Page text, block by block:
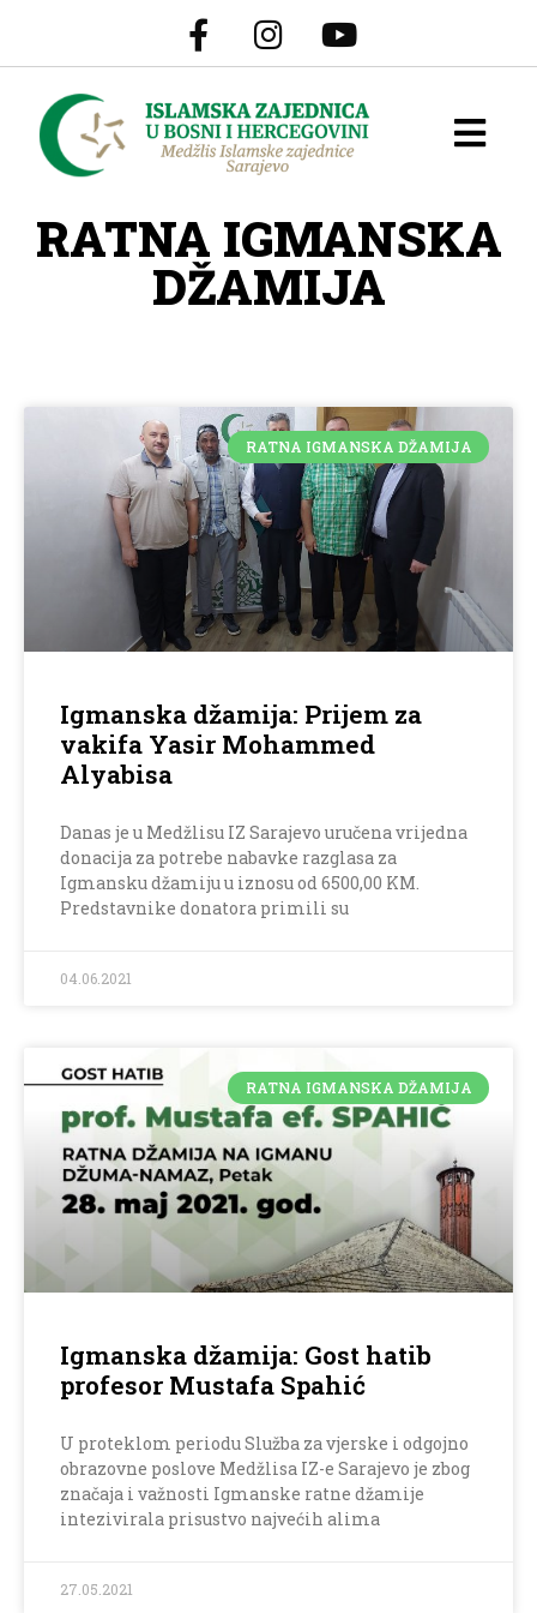
RATNA IGMANSKA
DŽAMIJA
RATNA IGMANSKA DŽAMIJA
Igmanska džamija: Prijem za
vakifa Yasir Mohammed
Alyabisa
Danas je u Medžlisu IZ Sarajevo uručena vrijedna
donacija za potrebe nabavke razglasa za
Igmansku džamiju u iznosu od 6500,00 KM.
Predstavnike donatora primili su
04.06.2021
RATNA IGMANSKA DŽAMIJA
Igmanska džamija: Gost hatib
profesor Mustafa Spahić
U proteklom periodu Služba za vjerske i odgojno
obrazovne poslove Medžlisa IZ-e Sarajevo je zbog
značaja i važnosti Igmanske ratne džamije
intezivirala prisustvo najvećih alima
27.05.2021